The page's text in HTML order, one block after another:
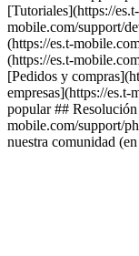
[Tutoriales](https://
mobile.com/support/
(https://es.t-
(https://es.t-
[Pedidos y
empresas](https://
popular ##
mobile.com/support/
nuestra comunidad